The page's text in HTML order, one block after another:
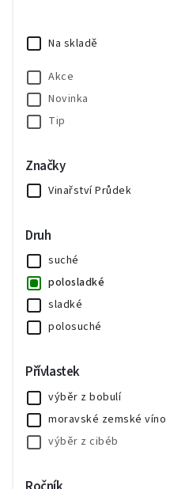
Na skladě
Akce
Novinka
Tip
Značky
Vinařství Průdek
Druh
suché
polosladké
sladké
polosuché
Přívlastek
výběr z bobulí
moravské zemské víno
výběr z cibéb